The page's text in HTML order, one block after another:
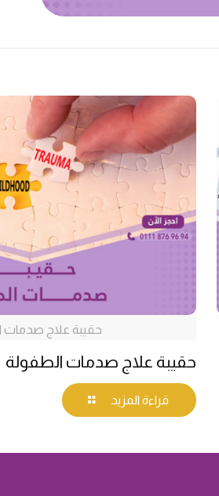
حقيبة علاج صدمات
حقيبة علاج صدمات الطفولة
قراءة المزيد